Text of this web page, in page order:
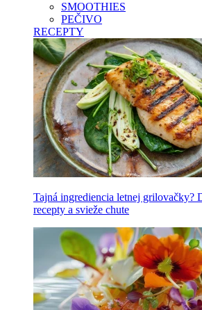
SMOOTHIES
PEČIVO
RECEPTY
Tajná ingrediencia letnej grilovačky?
recepty a svieže chute